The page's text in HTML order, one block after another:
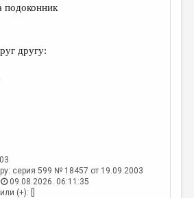
подоконник
другу:
серия 599 № 18457 от 19.09.2003
09.08.2026. 06:11:35
(+): []